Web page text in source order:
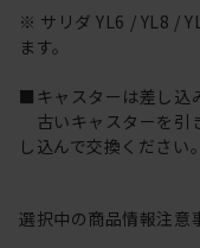
※ サリダ YL6 / YL8 /
ます。
■キャスターは差し込
古いキャスターを引
し込んで交換ください。
選択中の商品情報注意